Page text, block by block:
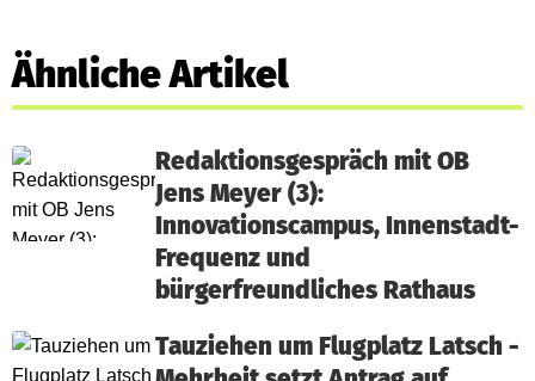
Ähnliche Artikel
Redaktionsgespräch mit OB
Jens Meyer (3):
Innovationscampus, Innenstadt-
Frequenz und
bürgerfreundliches Rathaus
Tauziehen um Flugplatz Latsch -